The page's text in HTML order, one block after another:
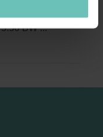
BW ...